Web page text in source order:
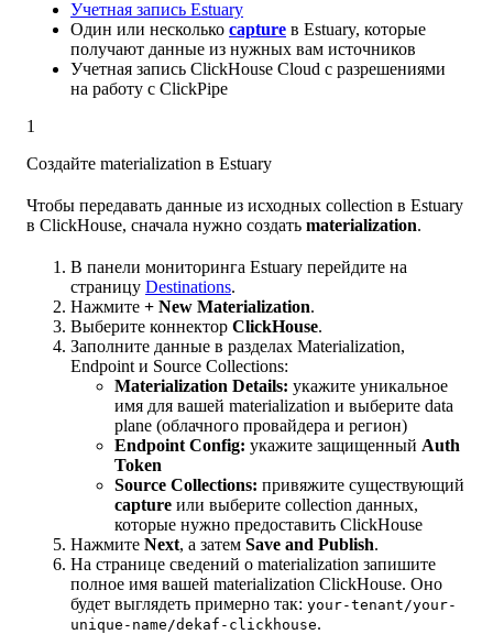
Учетная запись Estuary
Один или несколько capture в Estuary, которые
получают данные из нужных вам источников
Учетная запись ClickHouse Cloud с разрешениями
на работу с ClickPipe
1
Создайте materialization в Estuary
Чтобы передавать данные из исходных collection в Estuary
в ClickHouse, сначала нужно создать materialization.
В панели мониторинга Estuary перейдите на
страницу Destinations.
Нажмите + New Materialization.
Выберите коннектор ClickHouse.
Заполните данные в разделах Materialization,
Endpoint и Source Collections:
Materialization Details: укажите уникальное
имя для вашей materialization и выберите data
plane (облачного провайдера и регион)
Endpoint Config: укажите защищенный Auth
Token
Source Collections: привяжите существующий
capture или выберите collection данных,
которые нужно предоставить ClickHouse
Нажмите Next, а затем Save and Publish.
На странице сведений о materialization запишите
полное имя вашей materialization ClickHouse. Оно
будет выглядеть примерно так: your-tenant/your-
unique-name/dekaf-clickhouse.